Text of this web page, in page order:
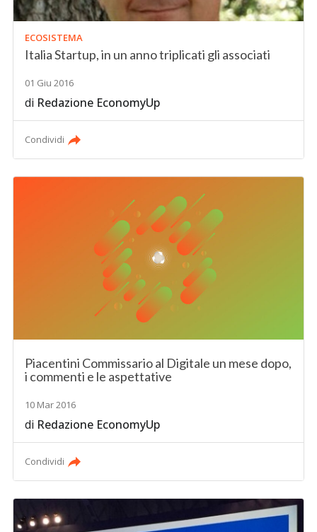
ECOSISTEMA
Italia Startup, in un anno triplicati gli associati
01 Giu 2016
di Redazione EconomyUp
Condividi
Piacentini Commissario al Digitale un mese dopo,
i commenti e le aspettative
10 Mar 2016
di Redazione EconomyUp
Condividi